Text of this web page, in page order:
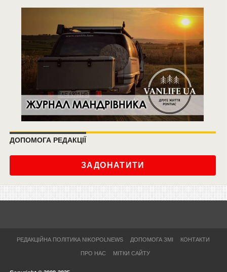
ДОПОМОГА РЕДАКЦІЇ
ЗАДОНАТИТИ
РЕДАКЦІЙНА ПОЛІТИКА NIKOPOLNEWS ДОПОМОГА ЗМІ КОНТАКТИ
ПРО НАС МІТКИ САЙТУ